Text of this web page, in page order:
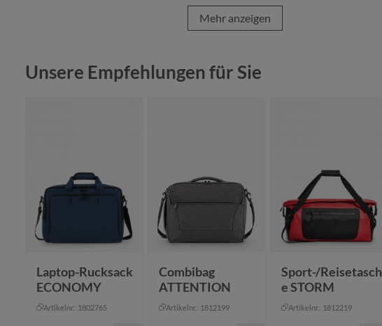
Mehr anzeigen
Produktgalerie überspringen
Unsere Empfehlungen für Sie
Laptop-Rucksack
ECONOMY
Artikelnr.: 1802765
Combibag
ATTENTION
Artikelnr.: 1812199
Sport-/Reisetasch
e STORM
Artikelnr.: 1812219